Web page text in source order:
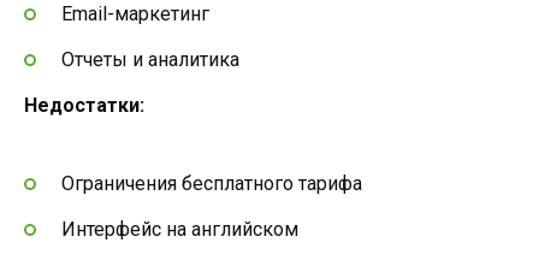
Email-маркетинг
Отчеты и аналитика
Недостатки:
Ограничения бесплатного тарифа
Интерфейс на английском